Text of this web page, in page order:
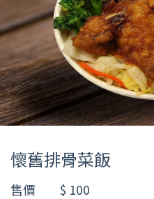
懷舊排骨菜飯
售價
$ 100